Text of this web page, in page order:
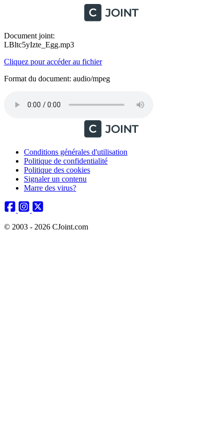
Document joint:
LBltc5yIzte_Egg.mp3
Cliquez pour accéder au fichier
Format du document: audio/mpeg
Conditions générales d'utilisation
Politique de confidentialité
Politique des cookies
Signaler un contenu
Marre des virus?
© 2003 - 2026 CJoint.com